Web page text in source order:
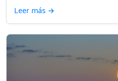
Leer más →